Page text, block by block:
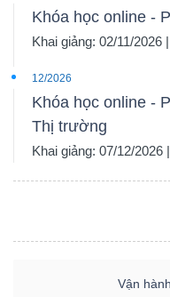
Khóa học online -
Khai giảng: 02/11/2026
12/2026
Khóa học online -
Thị trường
Khai giảng: 07/12/2026
Vận